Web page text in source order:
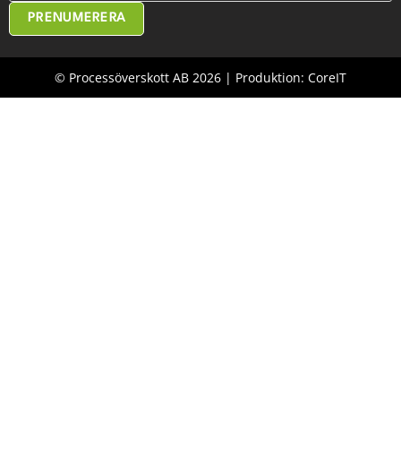
PRENUMERERA
© Processöverskott AB 2026 | Produktion: CoreIT